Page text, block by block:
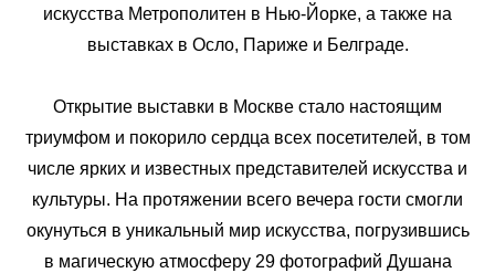
искусства Метрополитен в Нью-Йорке, а также на
выставках в Осло, Париже и Белграде.
Открытие выставки в Москве стало настоящим
триумфом и покорило сердца всех посетителей, в том
числе ярких и известных представителей искусства и
культуры. На протяжении всего вечера гости смогли
окунуться в уникальный мир искусства, погрузившись
в магическую атмосферу 29 фотографий Душана